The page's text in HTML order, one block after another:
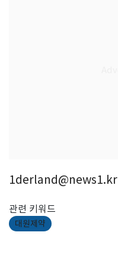
1derland@news1.kr
관련 키워드
대원제약